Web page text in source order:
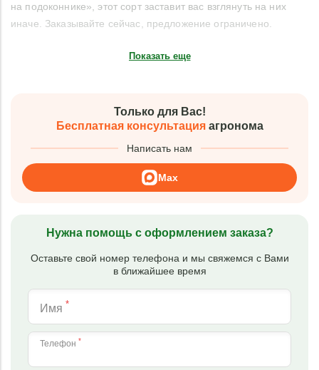
на подоконнике», этот сорт заставит вас взглянуть на них
иначе. Заказывайте сейчас, предложение ограничено.
Показать еще
Только для Вас!
Бесплатная консультацияагронома
Написать нам
Max
Нужна помощь с оформлением заказа?
Оставьте свой номер телефона и мы свяжемся с Вами
в ближайшее время
Имя *
Телефон *